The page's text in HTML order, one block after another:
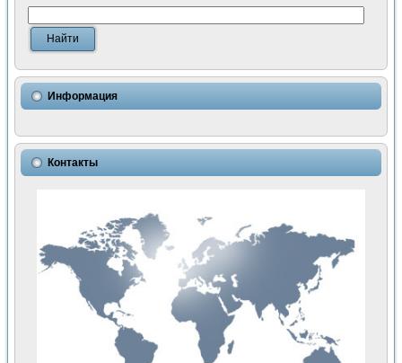
Измерение шумовых параметров операционных
Измерительный преобразователь на основе цифровой
Использование NI LabVIEW для математического
Исследовние возможности создания измерителя ВАХ
Математическое моделирование генератора сигналов -
Применение осциллографического модуля с высоким
Симуляция отклика импульсного радиолокационного
Автоматизация формирования уравнений состояния для
Разработка автоматизированного стенда для измерения
Применение среды LabVIEW для построения картины
Портативная система для определения показателей
Использование LabVIEW для управления источником
Устройство для снятия вольт-амперных характеристик
Передовые научные технологии: нано-, фемто-,
Автоматизированная установка по измерению временных
Автоматизированный лабораторный комплекс на базе
Визуализация моделирования и оптимизации тепловой
Информация
Контакты